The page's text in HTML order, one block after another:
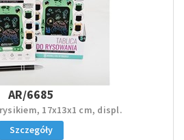
AR/6685
PAD LCD x 8 z rysikiem, 17x13x1 cm, displ.
Szczegóły